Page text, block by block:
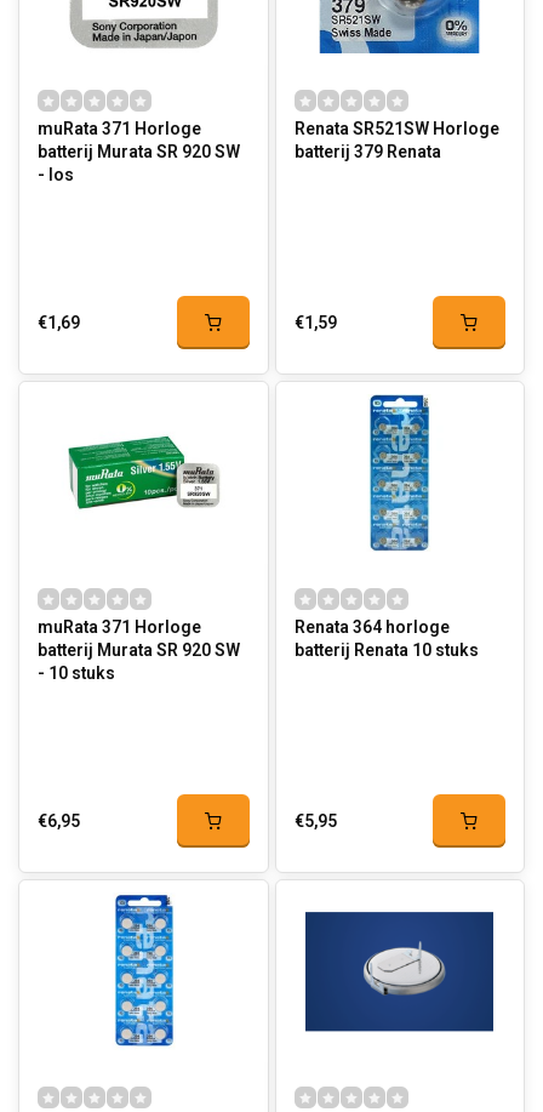
muRata 371 Horloge
batterij Murata SR 920 SW
- los
€1,69
Renata SR521SW Horloge
batterij 379 Renata
€1,59
muRata 371 Horloge
batterij Murata SR 920 SW
- 10 stuks
€6,95
Renata 364 horloge
batterij Renata 10 stuks
€5,95